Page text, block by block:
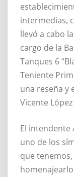
intermedias,
llevó a cabo
cargo de la
Tanques 6
Teniente
una reseña y
Vicente
El intendente
uno de los
que